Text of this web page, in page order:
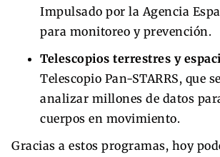
Impulsado por la Agencia
para monitoreo y prevención.
Telescopios terrestres y
Telescopio Pan-STARRS, que
analizar millones de datos
cuerpos en movimiento.
Gracias a estos programas, hoy